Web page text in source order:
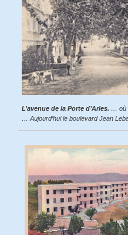
L’avenue de la Porte d’Arles. … où
… Aujourd’hui le boulevard Jean